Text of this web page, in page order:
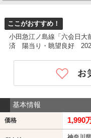
ここがおすすめ！
小田急江ノ島線「六会日
済 陽当り・眺望良好
基本情報
価格 1,990